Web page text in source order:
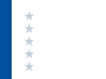
Valutazione